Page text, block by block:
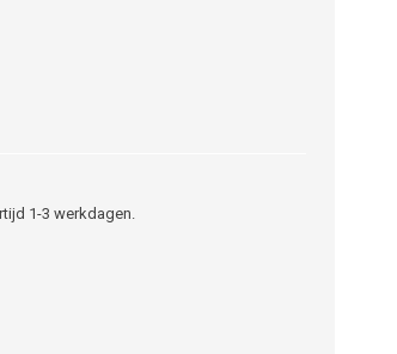
1-3 werkdagen.